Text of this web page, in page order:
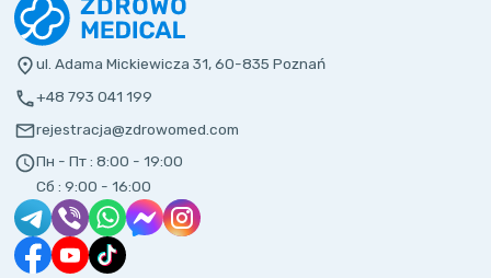
ul. Adama Mickiewicza 31, 60-835 Poznań
+48 793 041 199
rejestracja@zdrowomed.com
Пн - Пт : 8:00 - 19:00
Сб : 9:00 - 16:00